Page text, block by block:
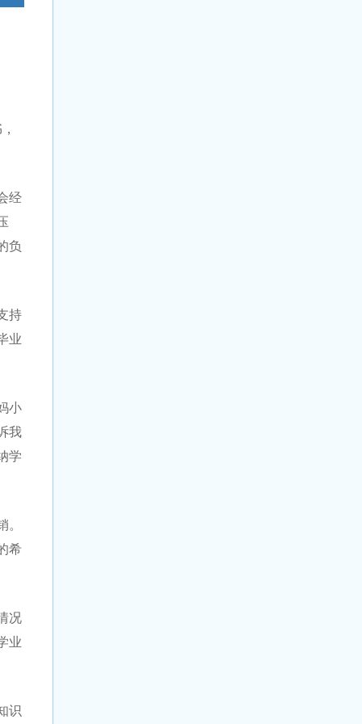
经
负
持
业
小
我
学
希
况
业
识